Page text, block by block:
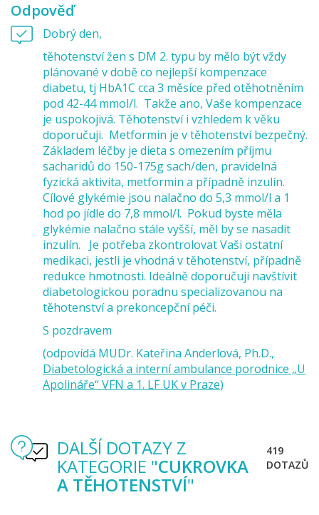
Odpověď
Dobrý den,
těhotenství žen s DM 2. typu by mělo být vždy
plánované v době co nejlepší kompenzace
diabetu, tj HbA1C cca 3 měsíce před otěhotněním
pod 42-44 mmol/l. Takže ano, Vaše kompenzace
je uspokojivá. Těhotenství i vzhledem k věku
doporučuji. Metformin je v těhotenství bezpečný.
Základem léčby je dieta s omezením příjmu
sacharidů do 150-175g sach/den, pravidelná
fyzická aktivita, metformin a případně inzulín.
Cílové glykémie jsou nalačno do 5,3 mmol/l a 1
hod po jídle do 7,8 mmol/l. Pokud byste měla
glykémie nalačno stále vyšší, měl by se nasadit
inzulín. Je potřeba zkontrolovat Vaši ostatní
medikaci, jestli je vhodná v těhotenství, případně
redukce hmotnosti. Ideálně doporučuji navštívit
diabetologickou poradnu specializovanou na
těhotenství a prekoncepční péči.
S pozdravem
(odpovídá MUDr. Kateřina Anderlová, Ph.D.,
Diabetologická a interní ambulance porodnice „U
Apolináře“ VFN a 1. LF UK v Praze)
DALŠÍ DOTAZY Z
KATEGORIE "CUKROVKA
A TĚHOTENSTVÍ"
419
DOTAZŮ